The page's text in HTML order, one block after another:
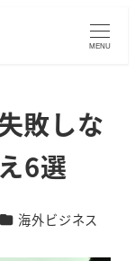
MENU
敗しな
6選
ブログカテゴリー
海外ビジネス